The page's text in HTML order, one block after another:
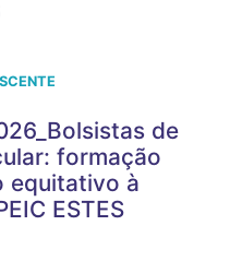
de
formação
equitativo à
ESTES